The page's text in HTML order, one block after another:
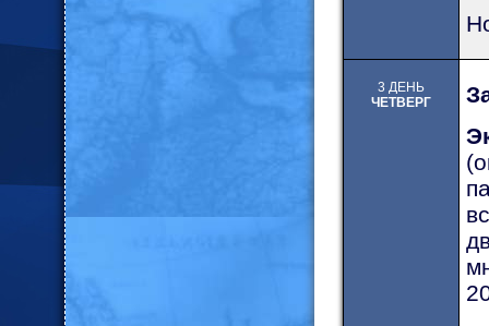
3 ДЕНЬ
ЧЕТВЕРГ